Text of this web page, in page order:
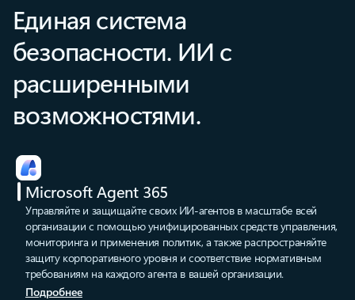
Единая система
безопасности. ИИ с
расширенными
возможностями.
Microsoft Agent 365
Управляйте и защищайте своих ИИ-агентов в масштабе всей
организации с помощью унифицированных средств управления,
мониторинга и применения политик, а также распространяйте
защиту корпоративного уровня и соответствие нормативным
требованиям на каждого агента в вашей организации.
Подробнее